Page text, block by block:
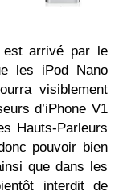
est arrivé par le
les iPod Nano
visiblement
d’iPhone V1
Hauts-Parleurs
pouvoir bien
que dans les
interdit de